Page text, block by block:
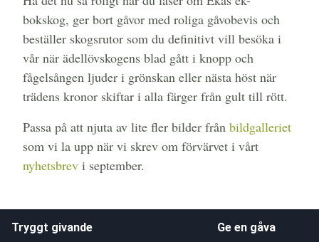
bokskog, ger bort gåvor med roliga gåvobevis och
beställer skogsrutor som du definitivt vill besöka i
vår när ädellövskogens blad gått i knopp och
fågelsången ljuder i grönskan eller nästa höst när
trädens kronor skiftar i alla färger från gult till rött.
Passa på att njuta av lite fler bilder från bildgalleriet
som vi la upp när vi skrev om förvärvet i vårt
nyhetsbrev i september.
Tryggt givande Ge en gåva